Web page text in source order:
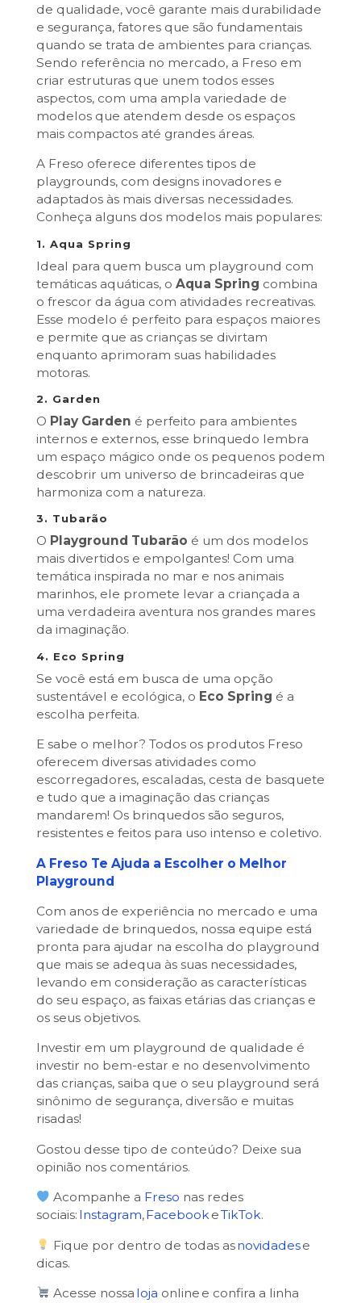
de qualidade, você garante mais durabilidade
e segurança, fatores que são fundamentais
quando se trata de ambientes para crianças.
Sendo referência no mercado, a Freso em
criar estruturas que unem todos esses
aspectos, com uma ampla variedade de
modelos que atendem desde os espaços
mais compactos até grandes áreas.
A Freso oferece diferentes tipos de
playgrounds, com designs inovadores e
adaptados às mais diversas necessidades.
Conheça alguns dos modelos mais populares:
1. Aqua Spring
Ideal para quem busca um playground com
temáticas aquáticas, o Aqua Spring combina
o frescor da água com atividades recreativas.
Esse modelo é perfeito para espaços maiores
e permite que as crianças se divirtam
enquanto aprimoram suas habilidades
motoras.
2. Garden
O Play Garden é perfeito para ambientes
internos e externos, esse brinquedo lembra
um espaço mágico onde os pequenos podem
descobrir um universo de brincadeiras que
harmoniza com a natureza.
3. Tubarão
O Playground Tubarão é um dos modelos
mais divertidos e empolgantes! Com uma
temática inspirada no mar e nos animais
marinhos, ele promete levar a criançada a
uma verdadeira aventura nos grandes mares
da imaginação.
4. Eco Spring
Se você está em busca de uma opção
sustentável e ecológica, o Eco Spring é a
escolha perfeita.
E sabe o melhor? Todos os produtos Freso
oferecem diversas atividades como
escorregadores, escaladas, cesta de basquete
e tudo que a imaginação das crianças
mandarem! Os brinquedos são seguros,
resistentes e feitos para uso intenso e coletivo.
A Freso Te Ajuda a Escolher o Melhor
Playground
Com anos de experiência no mercado e uma
variedade de brinquedos, nossa equipe está
pronta para ajudar na escolha do playground
que mais se adequa às suas necessidades,
levando em consideração as características
do seu espaço, as faixas etárias das crianças e
os seus objetivos.
Investir em um playground de qualidade é
investir no bem-estar e no desenvolvimento
das crianças, saiba que o seu playground será
sinônimo de segurança, diversão e muitas
risadas!
Gostou desse tipo de conteúdo? Deixe sua
opinião nos comentários.
Acompanhe a Freso nas redes
sociais: Instagram,FacebookeTikTok.
Fique por dentro de todas asnovidadese
dicas.
Acesse nossa loja online e confira a linha